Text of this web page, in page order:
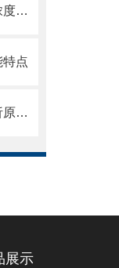
流式细胞仪能够精确测量到极低浓度的标记物
点
流式细胞仪的信号处理与数据分析原理分析
展示